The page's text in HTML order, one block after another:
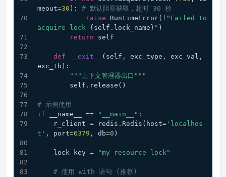
meout=30 ): # 默认阻塞获取，超时 30 秒
raise RuntimeError( f"Failed to
acquire lock {self.lock_name} " )
return self
def __exit__ ( self, exc_type, exc_val,
exc_tb ):
"""上下文管理器出口"""
        self.release()
# 示例使用
if __name__ == "__main__" :
    r_client = redis.Redis(host=
'localhos
t' , port=6379 , db=0 )
    lock_key =
"my_resource_lock"
# 使用 with 语句 (推荐)